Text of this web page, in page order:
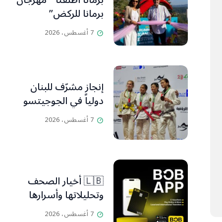
برمانا للركض”
7 أغسطس، 2026
إنجاز مشرّف للبنان
دولياً في الجوجيتسو
7 أغسطس، 2026
🇱🇧 أخيار الصحف
وتحليلاتها وأسرارها
7 أغسطس، 2026